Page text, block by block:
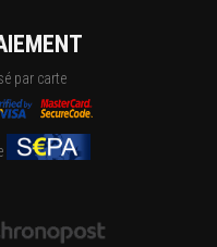
par carte